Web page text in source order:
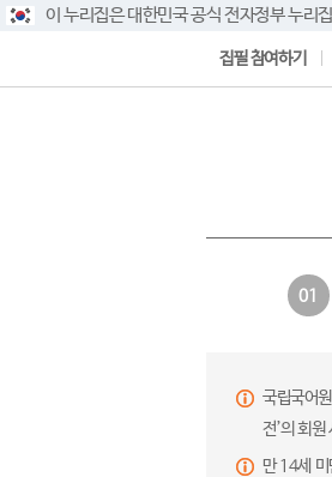
이 누리집은 대한민국 공식 전자정부 누리
집필 참여하기
01
국립국어
전’의 회
만 14세